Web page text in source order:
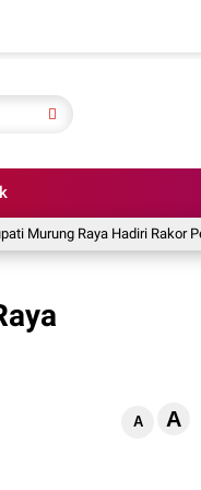
Raya Hadiri Rakor
A A